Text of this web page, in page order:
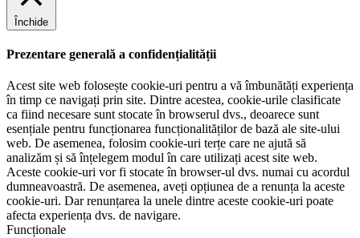
Închide
Prezentare generală a confidențialității
Acest site web folosește cookie-uri pentru a vă îmbunătăți experiența
în timp ce navigați prin site. Dintre acestea, cookie-urile clasificate
ca fiind necesare sunt stocate în browserul dvs., deoarece sunt
esențiale pentru funcționarea funcționalităților de bază ale site-ului
web. De asemenea, folosim cookie-uri terțe care ne ajută să
analizăm și să înțelegem modul în care utilizați acest site web.
Aceste cookie-uri vor fi stocate în browser-ul dvs. numai cu acordul
dumneavoastră. De asemenea, aveți opțiunea de a renunța la aceste
cookie-uri. Dar renunțarea la unele dintre aceste cookie-uri poate
afecta experiența dvs. de navigare.
Funcționale